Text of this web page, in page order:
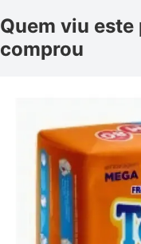
Quem viu
comprou